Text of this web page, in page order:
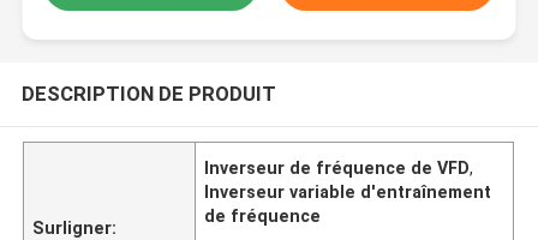
DESCRIPTION DE PRODUIT
Surligner:
Inverseur de fréquence de VFD,
Inverseur variable d'entraînement
de fréquence